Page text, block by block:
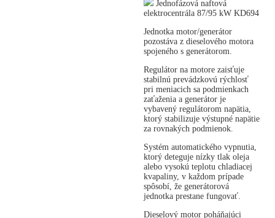
Jednofázová naftová
elektrocentrála 87/95 kW KD694
Jednotka motor/generátor
pozostáva z dieselového motora
spojeného s generátorom.
Regulátor na motore zaisťuje
stabilnú prevádzkovú rýchlosť
pri meniacich sa podmienkach
zaťaženia a generátor je
vybavený regulátorom napätia,
ktorý stabilizuje výstupné napätie
za rovnakých podmienok.
Systém automatického vypnutia,
ktorý deteguje nízky tlak oleja
alebo vysokú teplotu chladiacej
kvapaliny, v každom prípade
spôsobí, že generátorová
jednotka prestane fungovať.
Dieselový motor poháňajúci